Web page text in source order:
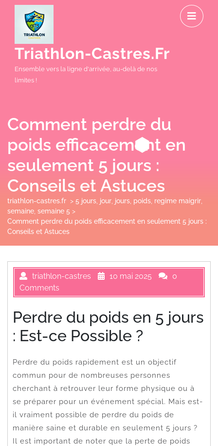
Triathlon-Castres.fr
Ensemble vers la ligne d'arrivée, au-delà de nos
limites !
Comment perdre du
poids efficacement en
seulement 5 jours :
Conseils et Astuces
triathlon-castres.fr > 5 jours jour jours poids regime maigrir
semaine semaine 5 >
Comment perdre du poids efficacement en seulement 5 jours :
Conseils et Astuces
triathlon-castres 10 mai 2025
0
Comments
Perdre du poids en 5 jours
: Est-ce Possible ?
Perdre du poids rapidement est un objectif
commun pour de nombreuses personnes
cherchant à retrouver leur forme physique ou à
se préparer pour un événement spécial. Mais est-
il vraiment possible de perdre du poids de
manière saine et durable en seulement 5 jours ?
Il est important de noter que la perte de poids